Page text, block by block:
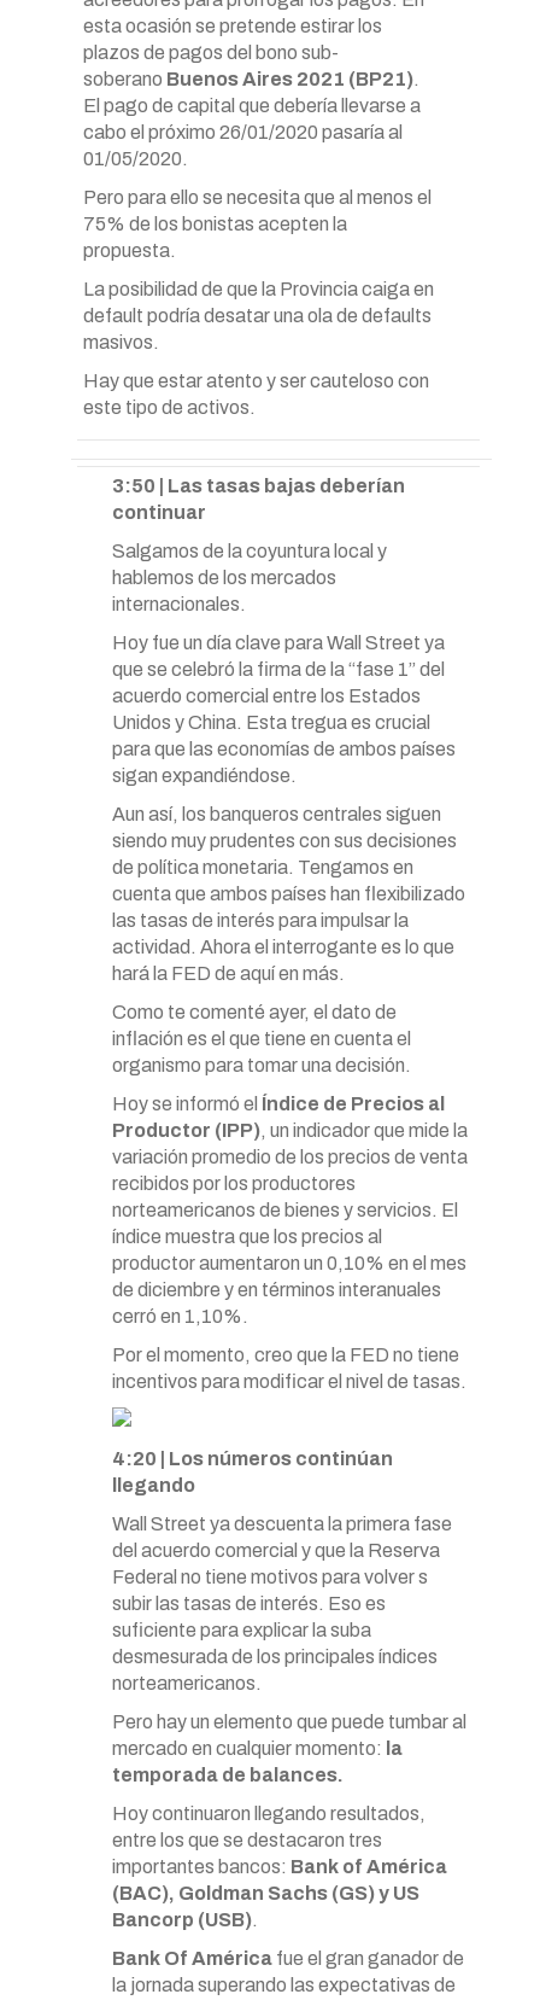
esta ocasión se pretende estirar los
plazos de pagos del bono sub-
soberano Buenos Aires 2021 (BP21).
El pago de capital que debería llevarse a
cabo el próximo 26/01/2020 pasaría al
01/05/2020.
Pero para ello se necesita que al menos el
75% de los bonistas acepten la
propuesta.
La posibilidad de que la Provincia caiga en
default podría desatar una ola de defaults
masivos.
Hay que estar atento y ser cauteloso con
este tipo de activos.
3:50 | Las tasas bajas deberían
continuar
Salgamos de la coyuntura local y
hablemos de los mercados
internacionales.
Hoy fue un día clave para Wall Street ya
que se celebró la firma de la “fase 1” del
acuerdo comercial entre los Estados
Unidos y China. Esta tregua es crucial
para que las economías de ambos países
sigan expandiéndose.
Aun así, los banqueros centrales siguen
siendo muy prudentes con sus decisiones
de política monetaria. Tengamos en
cuenta que ambos países han flexibilizado
las tasas de interés para impulsar la
actividad. Ahora el interrogante es lo que
hará la FED de aquí en más.
Como te comenté ayer, el dato de
inflación es el que tiene en cuenta el
organismo para tomar una decisión.
Hoy se informó el Índice de Precios al
Productor (IPP), un indicador que mide la
variación promedio de los precios de venta
recibidos por los productores
norteamericanos de bienes y servicios. El
índice muestra que los precios al
productor aumentaron un 0,10% en el mes
de diciembre y en términos interanuales
cerró en 1,10%.
Por el momento, creo que la FED no tiene
incentivos para modificar el nivel de tasas.
4:20 | Los números continúan
llegando
Wall Street ya descuenta la primera fase
del acuerdo comercial y que la Reserva
Federal no tiene motivos para volver s
subir las tasas de interés. Eso es
suficiente para explicar la suba
desmesurada de los principales índices
norteamericanos.
Pero hay un elemento que puede tumbar al
mercado en cualquier momento: la
temporada de balances.
Hoy continuaron llegando resultados,
entre los que se destacaron tres
importantes bancos: Bank of América
(BAC), Goldman Sachs (GS) y US
Bancorp (USB).
Bank Of América fue el gran ganador de
la jornada superando las expectativas de